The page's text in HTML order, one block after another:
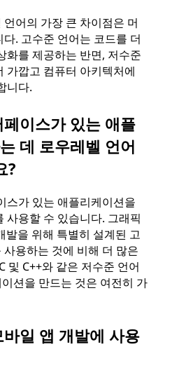
어의 가장 큰 차이점은 머
. 고수준 언어는 코드를 더
화를 제공하는 반면, 저수준
가깝고 컴퓨터 아키텍처에
니다.
이스가 있는 애플
데 로우레벨 언어
?
스가 있는 애플리케이션을
사용할 수 있습니다. 그래픽
을 위해 특별히 설계된 고
용하는 것에 비해 더 많은
및 C++와 같은 저수준 언어
션을 만드는 것은 여전히 가
일 앱 개발에 사용